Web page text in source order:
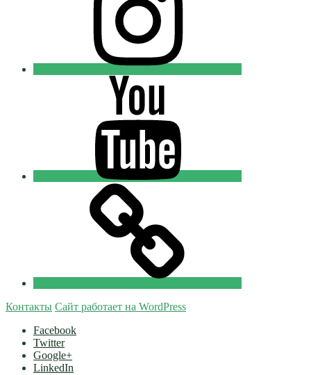
Православные
Добровольцы
Контакты Сайт работает на WordPress
Facebook
Twitter
Google+
LinkedIn